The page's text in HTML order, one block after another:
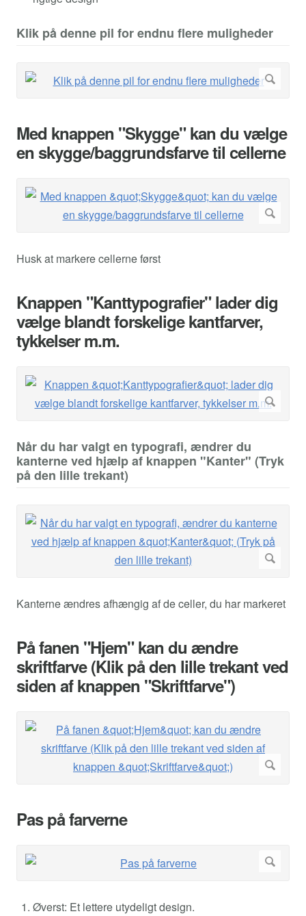
Klik på denne pil for endnu flere muligheder
Med knappen "Skygge" kan du vælge
en skygge/baggrundsfarve til cellerne
Husk at markere cellerne først
Knappen "Kanttypografier" lader dig
vælge blandt forskelige kantfarver,
tykkelser m.m.
Når du har valgt en typografi, ændrer du
kanterne ved hjælp af knappen "Kanter" (Tryk
på den lille trekant)
Kanterne ændres afhængig af de celler, du har markeret
På fanen "Hjem" kan du ændre
skriftfarve (Klik på den lille trekant ved
siden af knappen "Skriftfarve")
Pas på farverne
Øverst: Et lettere utydeligt design.